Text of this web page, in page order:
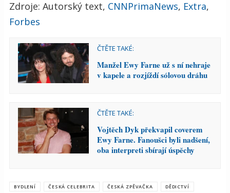
Zdroje: Autorský text, CNNPrimaNews, Extra,
Forbes
ČTĚTE TAKÉ:
Manžel Ewy Farne už s ní nehraje
v kapele a rozjíždí sólovou dráhu
ČTĚTE TAKÉ:
Vojtěch Dyk překvapil coverem
Ewy Farne. Fanoušci byli nadšení,
oba interpreti sbírají úspěchy
BYDLENÍ ČESKÁ CELEBRITA ČESKÁ ZPĚVAČKA
DĚDICTVÍ